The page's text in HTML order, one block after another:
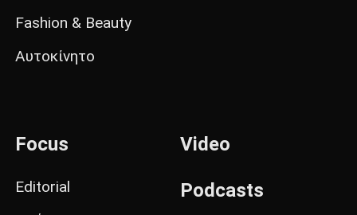
Fashion & Beauty
Αυτοκίνητο
Focus
Editorial
Video
Podcasts